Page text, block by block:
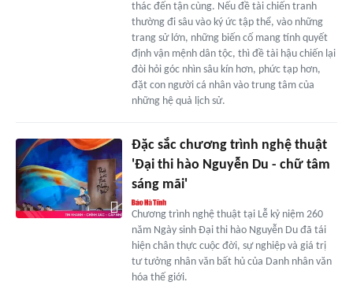
thác đến tận cùng. Nếu đề tài chiến tranh
thường đi sâu vào ký ức tập thể, vào những
trang sử lớn, những biến cố mang tính quyết
định vận mệnh dân tộc, thì đề tài hậu chiến lại
đòi hỏi góc nhìn sâu kín hơn, phức tạp hơn,
đặt con người cá nhân vào trung tâm của
những hệ quả lịch sử.
Đặc sắc chương trình nghệ thuật
'Đại thi hào Nguyễn Du - chữ tâm
sáng mãi'
Chương trình nghệ thuật tại Lễ kỷ niệm 260
năm Ngày sinh Đại thi hào Nguyễn Du đã tái
hiện chân thực cuộc đời, sự nghiệp và giá trị
tư tưởng nhân văn bất hủ của Danh nhân văn
hóa thế giới.